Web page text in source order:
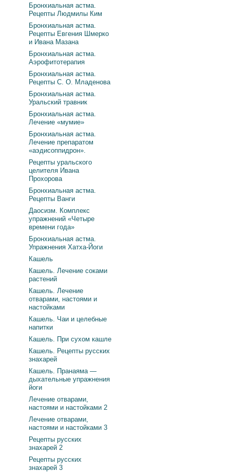
Бронхиальная астма.
Рецепты Людмилы Ким
Бронхиальная астма.
Рецепты Евгения Шмерко
и Ивана Мазана
Бронхиальная астма.
Аэрофитотерапия
Бронхиальная астма.
Рецепты С. О. Младенова
Бронхиальная астма.
Уральский травник
Бронхиальная астма.
Лечение «мумие»
Бронхиальная астма.
Лечение препаратом
«аэдисоппидрон».
Рецепты уральского
целителя Ивана
Прохорова
Бронхиальная астма.
Рецепты Ванги
Даосизм. Комплекс
упражнений «Четыре
времени года»
Бронхиальная астма.
Упражнения Хатха-Йоги
Кашель
Кашель. Лечение соками
растений
Кашель. Лечение
отварами, настоями и
настойками
Кашель. Чаи и целебные
напитки
Кашель. При сухом кашле
Кашель. Рецепты русских
знахарей
Кашель. Пранаяма —
дыхательные упражнения
йоги
Лечение отварами,
настоями и настойками 2
Лечение отварами,
настоями и настойками 3
Рецепты русских
знахарей 2
Рецепты русских
знахарей 3